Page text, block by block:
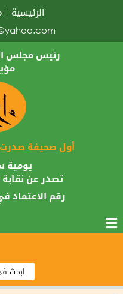
الرئيسية
رئيس مجلس
أول صحيفة صدرت في
يومية
تصدر عن نقابة
رقم الاعتماد